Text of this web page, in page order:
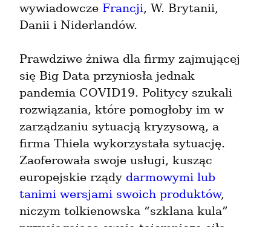
wywiadowcze Francji, W. Brytanii,
Danii i Niderlandów.
Prawdziwe żniwa dla firmy zajmującej
się Big Data przyniosła jednak
pandemia COVID19. Politycy szukali
rozwiązania, które pomogłoby im w
zarządzaniu sytuacją kryzysową, a
firma Thiela wykorzystała sytuację.
Zaoferowała swoje usługi, kusząc
europejskie rządy darmowymi lub
tanimi wersjami swoich produktów,
niczym tolkienowska “szklana kula”